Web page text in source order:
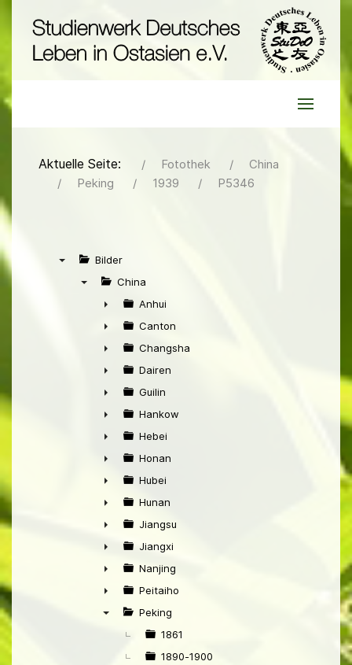
Aktuelle Seite: Fotothek
China
Peking
1939 P5346
Bilder
China
►
Anhui
►
Canton
►
Changsha
►
Dairen
►
Guilin
►
Hankow
►
Hebei
►
Honan
►
Hubei
►
Hunan
►
Jiangsu
►
Jiangxi
►
Nanjing
►
Peitaiho
Peking
1861
1890-1900